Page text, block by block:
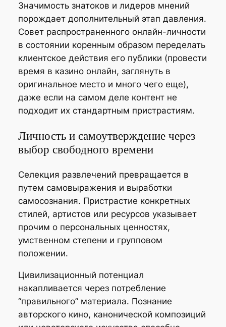
Значимость знатоков и лидеров мнений
порождает дополнительный этап давления.
Совет распространенного онлайн-личности
в состоянии коренным образом переделать
клиентское действия его публики (провести
время в казино онлайн, заглянуть в
оригинальное место и много чего еще),
даже если на самом деле контент не
подходит их стандартным пристрастиям.
Личность и самоутверждение через
выбор свободного времени
Селекция развлечений превращается в
путем самовыражения и выработки
самосознания. Пристрастие конкретных
стилей, артистов или ресурсов указывает
прочим о персональных ценностях,
умственном степени и групповом
положении.
Цивилизационный потенциал
накапливается через потребление
“правильного” материала. Познание
авторского кино, канонической композиций